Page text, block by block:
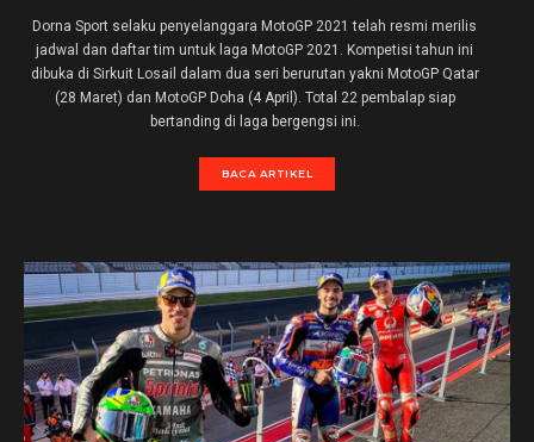
Dorna Sport selaku penyelanggara MotoGP 2021 telah resmi merilis
jadwal dan daftar tim untuk laga MotoGP 2021. Kompetisi tahun ini
dibuka di Sirkuit Losail dalam dua seri berurutan yakni MotoGP Qatar
(28 Maret) dan MotoGP Doha (4 April). Total 22 pembalap siap
bertanding di laga bergengsi ini.
BACA ARTIKEL